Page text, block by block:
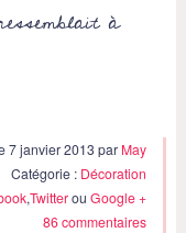
à
7 janvier 2013 par May
Catégorie : Décoration
,TwitterouGoogle +
86 commentaires